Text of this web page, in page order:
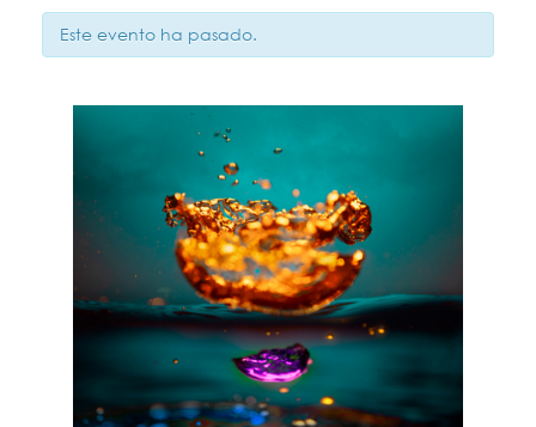
Este evento ha pasado.